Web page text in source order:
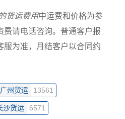
货运费用中运费和价格为参
费请电话咨询。普通客户报
服为准，月结客户以合同约
广州货运 13561
沙货运 6571